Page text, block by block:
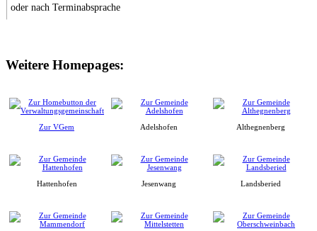
oder nach Terminabsprache
Weitere Homepages:
Zur VGem Adelshofen Althegnenberg
Hattenhofen Jesenwang Landsberied